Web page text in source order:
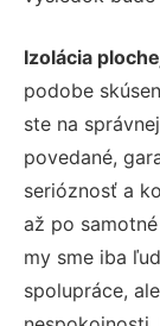
Izolácia
podobe
ste na
povedané,
serióznosť a
až po
my sme iba
spolupráce,